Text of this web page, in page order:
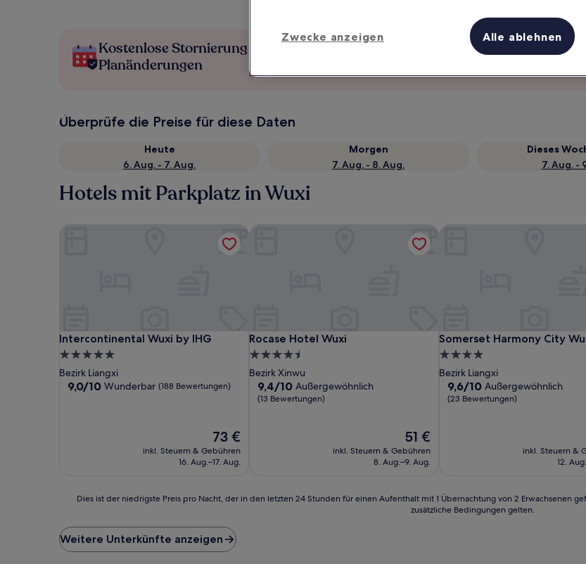
Kostenlose Stornierung bei
Planänderungen
Verdiene Prämien für jede
Überprüfe die Preise für diese Daten
Heute
6. Aug. - 7. Aug.
Morgen
7. Aug. - 8. Aug.
Dieses
7. Aug. -
Hotels mit Parkplatz in Wuxi
Intercontinental Wuxi by IHG
Intercontinental Wuxi by IHG
5.0-
Sterne-
Unterkunft
Bezirk Liangxi
9.0
9,0/10 Wunderbar (188 Bewertungen)
Der
Preis
beträgt
73 €
inkl. Steuern & Gebühren
16. Aug.–17. Aug.
Rocase Hotel Wuxi
Rocase Hotel Wuxi
4.5-
Sterne-
Unterkunft
Bezirk Xinwu
9.4
von
9,4/10 Außergewöhnlich
(13 Bewertungen)
Der
Preis
beträgt
51 €
inkl. Steuern & Gebühren
8. Aug.–9. Aug.
Somerset Harmony City
Somerset Harmony City
4.0-
Sterne-
Unterkunft
Bezirk Liangxi
9.6
von
9,6/10 Außergewöhnlich
(23 Bewertungen)
inkl. Steuern &
12.
der
niedrigste
Preis
Dies ist der niedrigste Preis pro Nacht, der in den letzten 24 Stunden für einen Aufenthalt mit 1 Übernachtung von 2 Erwachsenen
zusätzliche Bedingungen gelten.
Weitere Unterkünfte anzeigen
Zwecke anzeigen Alle ablehnen